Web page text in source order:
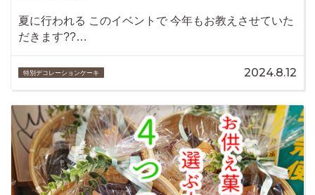
夏に行われる このイベントで 今年もお教えさせていた
だきます??…
特別デコレーションケーキ 2024.8.12